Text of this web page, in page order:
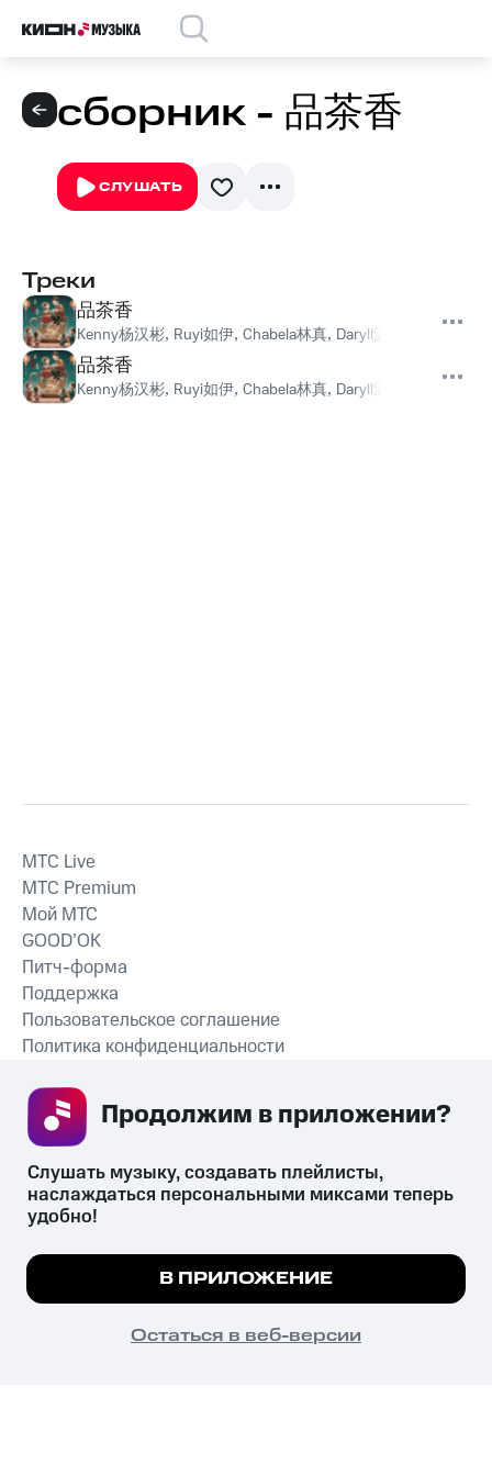
сборник - 品茶香
СЛУШАТЬ
Треки
品茶香
Kenny杨汉彬, Ruyi如伊, Chabela林真, Daryll温庭佑
品茶香
Kenny杨汉彬, Ruyi如伊, Chabela林真, Daryll温庭佑
СКАЧАТЬ ПРИЛОЖЕНИЕ
MTС Live
MTС Premium
Мой МТС
GOOD’OK
Питч-форма
Поддержка
Пользовательское соглашение
Политика конфиденциальности
психотропных веществ, их аналогов причиняет вред здоровью,
их незаконный оборот запрещён и влечёт установленную
законодательством ответственность.
© 2026 ООО «КИОН».
Все права защищены
Мы используем куки, чтобы на сайте все
Подробнее
ПОНЯТНО
Слушать музыку, создавать плейлисты,
наслаждаться персональными миксами теперь
удобно!
В ПРИЛОЖЕНИЕ
Остаться в веб-версии